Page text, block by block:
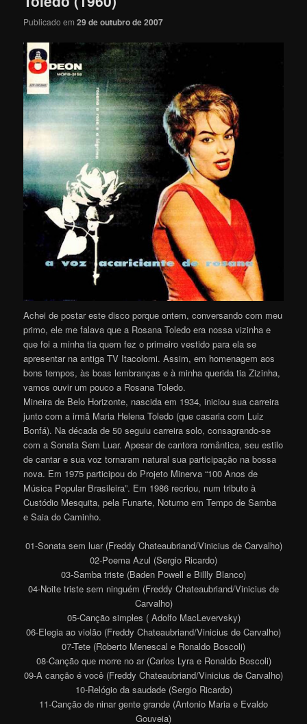
Publicado em29 de outubro de 2007
Achei de postar este disco porque ontem, conversando com meu
primo, ele me falava que a Rosana Toledo era nossa vizinha e
que foi a minha tia quem fez o primeiro vestido para ela se
apresentar na antiga TV Itacolomi. Assim, em homenagem aos
bons tempos, às boas lembranças e à minha querida tia Zizinha,
vamos ouvir um pouco a Rosana Toledo.
Mineira de Belo Horizonte, nascida em 1934, iniciou sua carreira
junto com a irmã Maria Helena Toledo (que casaria com Luiz
Bonfá). Na década de 50 seguiu carreira solo, consagrando-se
com a Sonata Sem Luar. Apesar de cantora romântica, seu estilo
de cantar e sua voz tornaram natural sua participação na bossa
nova. Em 1975 participou do Projeto Minerva “100 Anos de
Música Popular Brasileira”. Em 1986 recriou, num tributo à
Custódio Mesquita, pela Funarte, Noturno em Tempo de Samba
e Saia do Caminho.
01-Sonata sem luar (Freddy Chateaubriand/Vinicius de Carvalho)
02-Poema Azul (Sergio Ricardo)
03-Samba triste (Baden Powell e Billly Blanco)
04-Noite triste sem ninguém (Freddy Chateaubriand/Vinicius de
Carvalho)
05-Canção simples ( Adolfo MacLevervsky)
06-Elegia ao violão (Freddy Chateaubriand/Vinicius de Carvalho)
07-Tete (Roberto Menescal e Ronaldo Boscoli)
08-Canção que morre no ar (Carlos Lyra e Ronaldo Boscoli)
09-A canção é você (Freddy Chateaubriand/Vinicius de Carvalho)
10-Relógio da saudade (Sergio Ricardo)
11-Canção de ninar gente grande (Antonio Maria e Evaldo
Gouveia)